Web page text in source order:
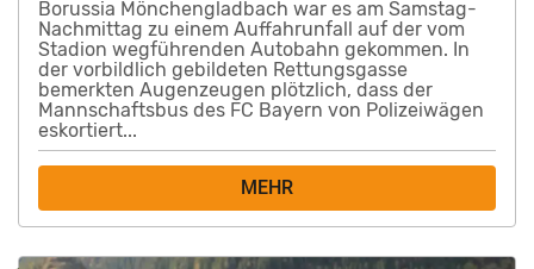
Borussia Mönchengladbach war es am Samstag-
Nachmittag zu einem Auffahrunfall auf der vom
Stadion wegführenden Autobahn gekommen. In
der vorbildlich gebildeten Rettungsgasse
bemerkten Augenzeugen plötzlich, dass der
Mannschaftsbus des FC Bayern von Polizeiwägen
eskortiert...
MEHR